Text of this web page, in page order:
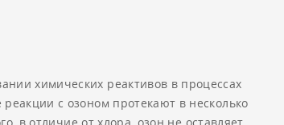
химических реактивов в процессах
с озоном протекают в несколько